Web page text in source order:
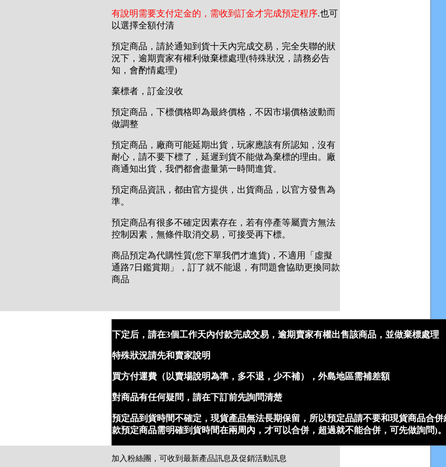
有說明需要支付定金的，需收到訂金才完成預定程序.也可
以選擇全額付清
預定商品，請於通知到貨十天內完成交易，完全失聯的狀
況下，逾期賣家有權利做棄標處理(特殊狀況，請務必告
知，會酌情處理)
棄標者，訂金沒收
預定商品，下標價格即為最終價格，不因市場價格波動而
做調整
預定商品，廠商可能延期出貨，玩家應該有所認知，沒有
耐心，請不要下標了，延遲到貨不能做為棄標的理由。廠
商通知出貨，我們都會盡量第一時間進貨。
預定商品資訊，都由官方提供，出貨商品，以官方發售為
準。
預定商品有很多不確定因素存在，若有停產等屬賣方無法
控制因素，無條件取消交易，可接受再下標。
商品預定為代購性質(您下單我們才進貨)，不適用「虛擬
通路7日鑑賞期」，訂了就不能退，有問題會協助更換同款
商品
下定后，請在3個工作天內付款完成交易，逾期賣家有權出售該商品，並做棄標處理
特殊狀況請先和賣家說明
買方付運費（以賣場說明為準，多不退，少不補），外島地區需補差額
對商品有任何疑問，請在下訂前先詢問清楚
預定品到貨時間不確定，現貨產品無法長期保留， 所以預定品請不要和現貨商品合併
款預定商品需明確到貨時間在兩周內，才可以合併，超過就不能合併，可先做詢問)
加入粉絲團，可收到最新產品訊息及促銷活動訊息